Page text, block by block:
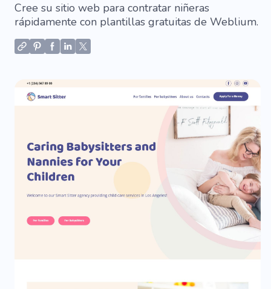
Cree su sitio web para contratar niñeras
rápidamente con plantillas gratuitas de Weblium.